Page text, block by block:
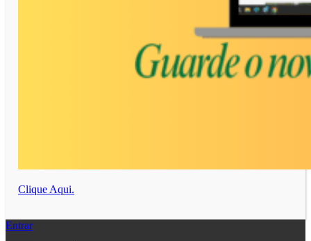
Clique Aqui.
Entrar